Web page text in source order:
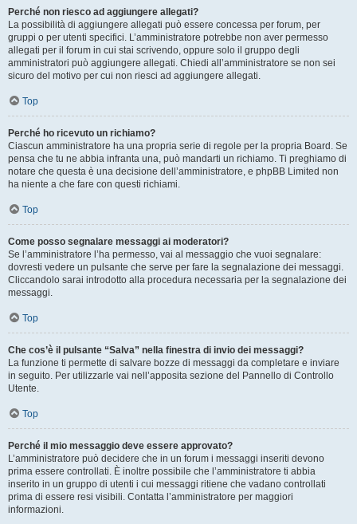
Perché non riesco ad aggiungere allegati?
La possibilità di aggiungere allegati può essere concessa per forum, per
gruppi o per utenti specifici. L’amministratore potrebbe non aver permesso
allegati per il forum in cui stai scrivendo, oppure solo il gruppo degli
amministratori può aggiungere allegati. Chiedi all’amministratore se non sei
sicuro del motivo per cui non riesci ad aggiungere allegati.
Top
Perché ho ricevuto un richiamo?
Ciascun amministratore ha una propria serie di regole per la propria Board. Se
pensa che tu ne abbia infranta una, può mandarti un richiamo. Ti preghiamo di
notare che questa è una decisione dell’amministratore, e phpBB Limited non
ha niente a che fare con questi richiami.
Top
Come posso segnalare messaggi ai moderatori?
Se l’amministratore l’ha permesso, vai al messaggio che vuoi segnalare:
dovresti vedere un pulsante che serve per fare la segnalazione dei messaggi.
Cliccandolo sarai introdotto alla procedura necessaria per la segnalazione dei
messaggi.
Top
Che cos’è il pulsante “Salva” nella finestra di invio dei messaggi?
La funzione ti permette di salvare bozze di messaggi da completare e inviare
in seguito. Per utilizzarle vai nell’apposita sezione del Pannello di Controllo
Utente.
Top
Perché il mio messaggio deve essere approvato?
L’amministratore può decidere che in un forum i messaggi inseriti devono
prima essere controllati. È inoltre possibile che l’amministratore ti abbia
inserito in un gruppo di utenti i cui messaggi ritiene che vadano controllati
prima di essere resi visibili. Contatta l’amministratore per maggiori
informazioni.